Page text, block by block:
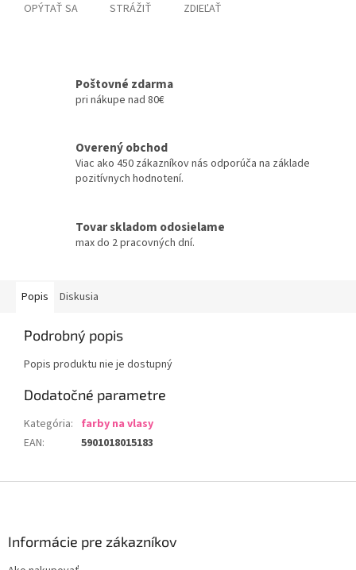
OPÝTAŤ SA STRÁŽIŤ ZDIEĽAŤ
Poštovné zdarma
pri nákupe nad 80€
Overený obchod
Viac ako 450 zákazníkov nás odporúča na základe
pozitívnych hodnotení.
Tovar skladom odosielame
max do 2 pracovných dní.
Popis Diskusia
Podrobný popis
Popis produktu nie je dostupný
Dodatočné parametre
Kategória: farby na vlasy
EAN: 5901018015183
Informácie pre zákazníkov